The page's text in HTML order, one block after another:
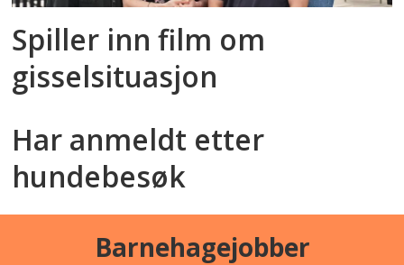
Spiller inn film om
gisselsituasjon
Har anmeldt etter
hundebesøk
Barnehagejobber